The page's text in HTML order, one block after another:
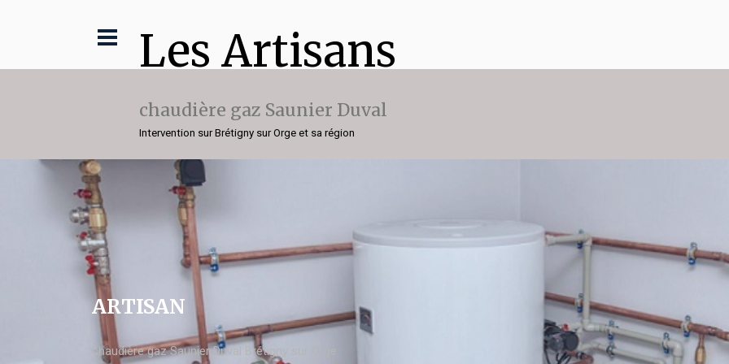
Les Artisans
chaudière gaz Saunier Duval
Intervention sur Brétigny sur Orge et sa région
ARTISAN
chaudière gaz Saunier Duval Brétigny sur Orge